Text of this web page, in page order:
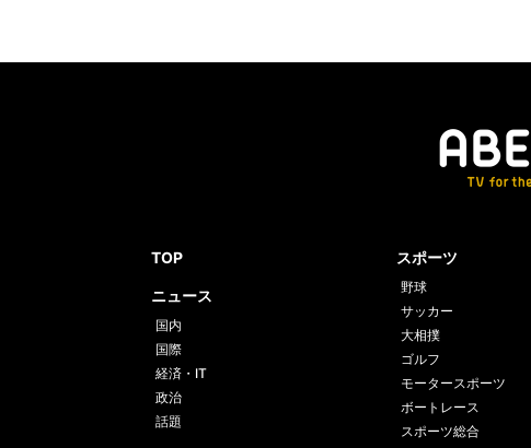
TOP
ニュース
国内
国際
経済・IT
政治
話題
スポーツ
野球
サッカー
大相撲
ゴルフ
モータースポーツ
ボートレース
スポーツ総合